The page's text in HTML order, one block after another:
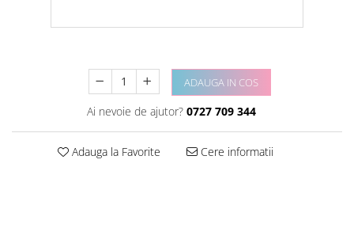
ADAUGA IN COS
Ai nevoie de ajutor? 0727 709 344
Adauga la Favorite Cere informatii